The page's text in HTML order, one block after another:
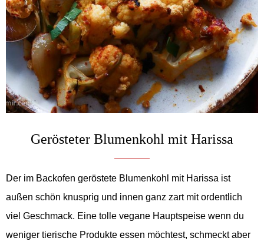
Gerösteter Blumenkohl mit Harissa
Der im Backofen geröstete Blumenkohl mit Harissa ist
außen schön knusprig und innen ganz zart mit ordentlich
viel Geschmack. Eine tolle vegane Hauptspeise wenn du
weniger tierische Produkte essen möchtest, schmeckt aber